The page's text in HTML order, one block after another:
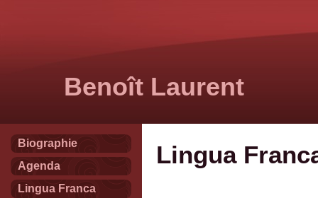
Benoît Laurent
Biographie
Agenda
Lingua Franca
Lingua